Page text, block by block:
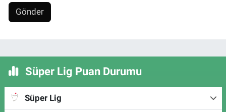
Gönder
Süper Lig Puan Durumu
Süper Lig